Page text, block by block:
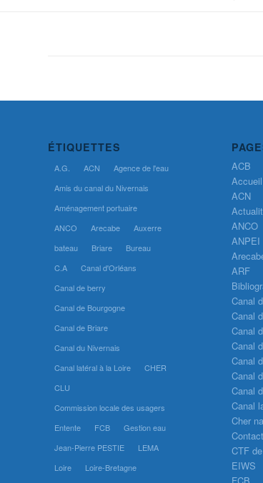
ÉTIQUETTES
A.G. ACN
Agence de l'eau
Amis du canal du Nivernais
Aménagement portuaire
ANCO
Arecabe
Auxerre
bateau
Briare
Bureau
C.A
Canal d'Orléans
Canal de berry
Canal de Bourgogne
Canal de Briare
Canal du Nivernais
Canal latéral à la Loire
CHER
CLU
Commission locale des usagers
Entente
FCB
Gestion eau
Jean-Pierre PESTIE
LEMA
Loire
Loire-Bretagne
ACB
Accueil
ACN
ANCO
ANPEI
ARF
Canal
Canal
Canal
Canal
Canal
Canal
Canal
Canal
Cher
Contact
CTF
EIWS